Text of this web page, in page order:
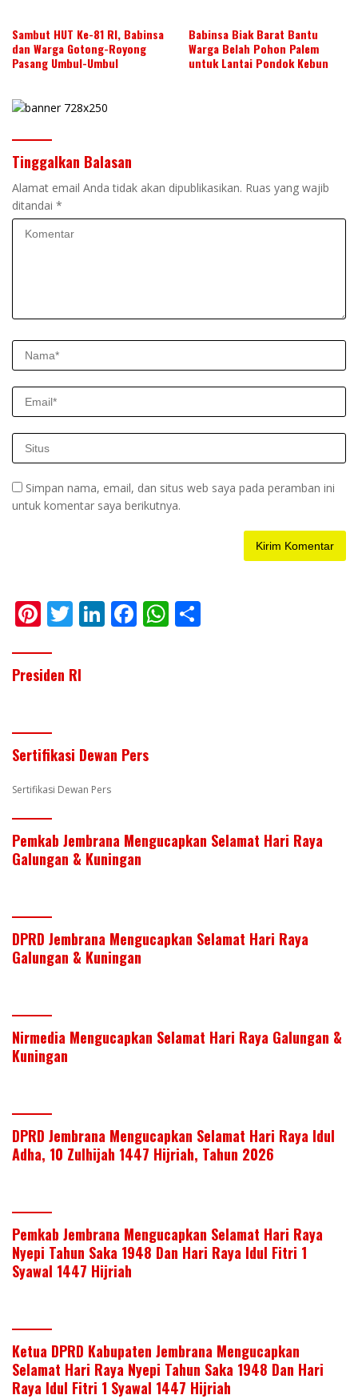
Sambut HUT Ke-81 RI, Babinsa
dan Warga Gotong-Royong
Pasang Umbul-Umbul
Babinsa Biak Barat Bantu
Warga Belah Pohon Palem
untuk Lantai Pondok Kebun
Tinggalkan Balasan
Alamat email Anda tidak akan dipublikasikan. Ruas yang wajib
ditandai *
Simpan nama, email, dan situs web saya pada peramban ini
untuk komentar saya berikutnya.
Pi
er
e
T
itt
er
Li F
k
W
Presiden RI
Sertifikasi Dewan Pers
Sertifikasi Dewan Pers
Pemkab Jembrana Mengucapkan Selamat Hari Raya
Galungan & Kuningan
DPRD Jembrana Mengucapkan Selamat Hari Raya
Galungan & Kuningan
Nirmedia Mengucapkan Selamat Hari Raya Galungan &
Kuningan
DPRD Jembrana Mengucapkan Selamat Hari Raya Idul
Adha, 10 Zulhijah 1447 Hijriah, Tahun 2026
Pemkab Jembrana Mengucapkan Selamat Hari Raya
Nyepi Tahun Saka 1948 Dan Hari Raya Idul Fitri 1
Syawal 1447 Hijriah
Ketua DPRD Kabupaten Jembrana Mengucapkan
Selamat Hari Raya Nyepi Tahun Saka 1948 Dan Hari
Raya Idul Fitri 1 Syawal 1447 Hijriah